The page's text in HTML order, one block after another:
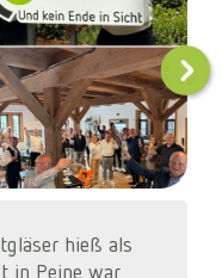
hieß als
in Peine war.